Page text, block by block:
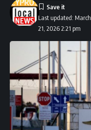
Last updated: March
21, 2026 2:21 pm